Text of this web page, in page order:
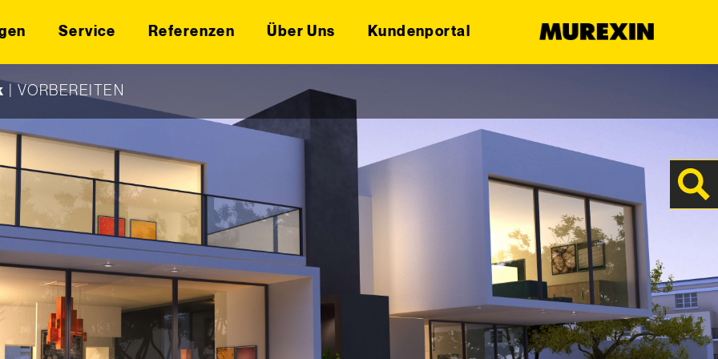
Service Referenzen Über Uns Kundenportal
|VORBEREITEN